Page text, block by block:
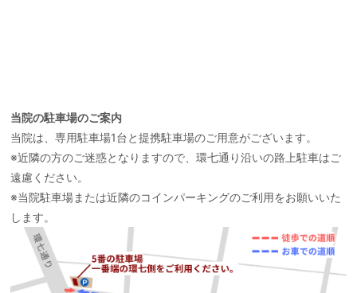
当院の駐車場のご案内
当院は、専用駐車場1台と提携駐車場のご用意がございます。
※近隣の方のご迷惑となりますので、環七通り沿いの路上駐車はご
遠慮ください。
※当院駐車場または近隣のコインパーキングのご利用をお願いいた
します。